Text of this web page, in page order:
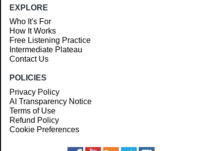
EXPLORE
Who It's For
How It Works
Free Listening Practice
Intermediate Plateau
Contact Us
POLICIES
Privacy Policy
AI Transparency Notice
Terms of Use
Refund Policy
Cookie Preferences